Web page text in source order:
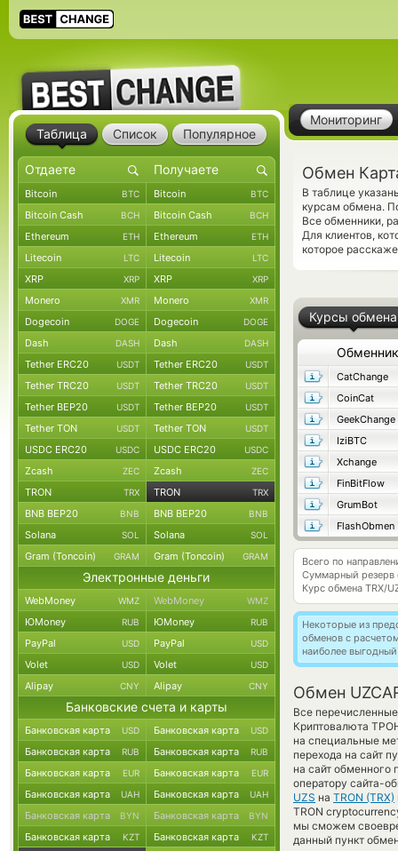
Мониторинг
Обмен
В таблице
курсам обмена.
Все обменники,
Для клиентов,
которое
Курсы обмена
Обменник
CatChange
CoinCat
GeekChange
IziBTC
Xchange
FinBitFlow
GrumBot
FlashObmen
Всего по
Суммарный резерв
Курс обмена TRX/
Некоторые из
обменов с
наиболее
Обмен
Все
Криптовалюта
на специальные
перехода на сайт
на сайт обменного
оператору сайта-
UZS на TRON (TRX)
TRON
мы сможем
данный пункт
Таблица Список Популярное
Bitcoin BTC Bitcoin BTC
Bitcoin Cash BCH Bitcoin Cash BCH
Ethereum ETH Ethereum ETH
Litecoin LTC Litecoin LTC
XRP XRP XRP XRP
Monero XMR Monero XMR
Dogecoin DOGE Dogecoin DOGE
Dash DASH Dash DASH
Tether ERC20 USDT Tether ERC20 USDT
Tether TRC20 USDT Tether TRC20 USDT
Tether BEP20 USDT Tether BEP20 USDT
Tether TON USDT Tether TON USDT
USDC ERC20 USDC USDC ERC20 USDC
Zcash ZEC Zcash ZEC
TRON TRX TRON TRX
BNB BEP20 BNB BNB BEP20 BNB
Solana SOL Solana SOL
Gram (Toncoin) GRAM Gram (Toncoin) GRAM
Электронные деньги
WebMoney WMZ WebMoney WMZ
ЮMoney RUB ЮMoney RUB
PayPal USD PayPal USD
Volet USD Volet USD
Alipay CNY Alipay CNY
Банковские счета и карты
Банковская карта USD Банковская карта USD
Банковская карта RUB Банковская карта RUB
Банковская карта EUR Банковская карта EUR
Банковская карта UAH Банковская карта UAH
Банковская карта BYN Банковская карта BYN
Банковская карта KZT Банковская карта KZT